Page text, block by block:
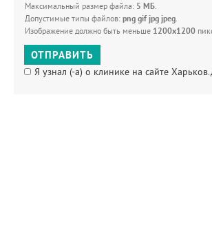
Максимальный размер файла: 5 МБ.
Допустимые типы файлов: png gif jpg jpeg.
Изображение должно быть меньше 1200x1200
ОТПРАВИТЬ
Я узнал (-а) о клинике на сайте